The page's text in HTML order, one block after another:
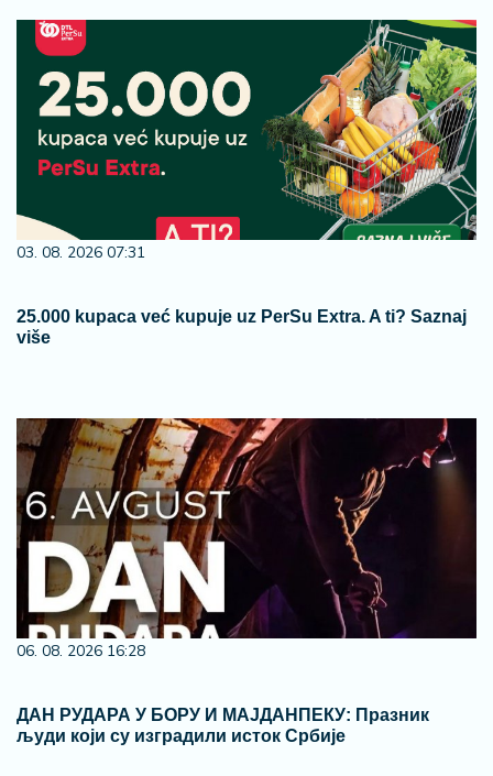
03. 08. 2026 07:31
25.000 kupaca već kupuje uz PerSu Extra. A ti? Saznaj
više
06. 08. 2026 16:28
ДАН РУДАРА У БОРУ И МАЈДАНПЕКУ: Празник
људи који су изградили исток Србије